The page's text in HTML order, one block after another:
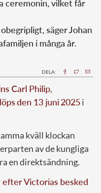
ceremonin, vilket får
säger Johan
i många år.
DELA:
Carl Philip,
den 13 juni2025i
kväll klockan
av de kungliga
en direktsändning.
Victorias besked